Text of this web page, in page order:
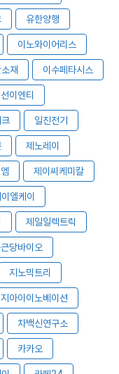
유한양행
이노와이어리스
재 이수페타시스
이엔티
일진전기
제노레이
제이씨케미칼
엘케이
제일일렉트릭
당바이오
지노믹트리
지아이이노베이션
차백신연구소
카카오